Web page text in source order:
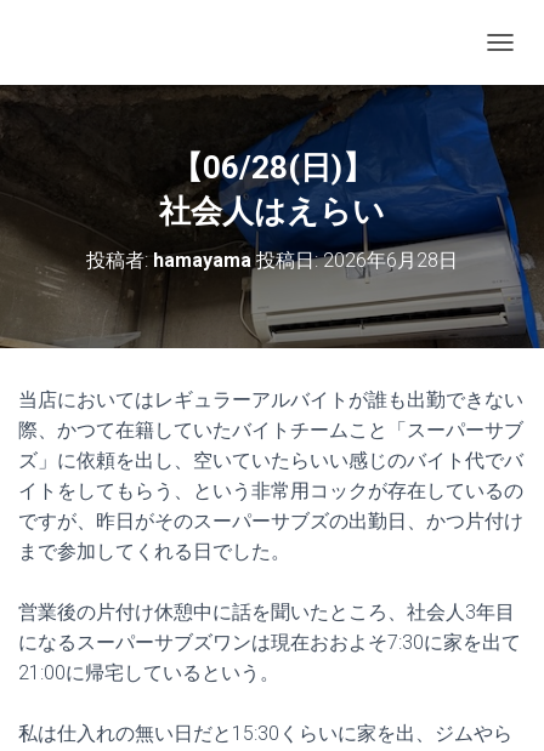
【06/28(日)】
社会人はえらい
投稿者: hamayama投稿日:2026年6月28日
当店においてはレギュラーアルバイトが誰も出勤できない
際、かつて在籍していたバイトチームこと「スーパーサブ
ズ」に依頼を出し、空いていたらいい感じのバイト代でバ
イトをしてもらう、という非常用コックが存在しているの
ですが、昨日がそのスーパーサブズの出勤日、かつ片付け
まで参加してくれる日でした。
営業後の片付け休憩中に話を聞いたところ、社会人3年目
になるスーパーサブズワンは現在おおよそ7:30に家を出て
21:00に帰宅しているという。
私は仕入れの無い日だと15:30くらいに家を出、ジムやら